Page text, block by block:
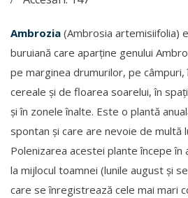
Ambrozia (Ambrosia artemisiifolia)
buruiană care aparține genului
pe marginea drumurilor, pe câmpuri,
cereale și de floarea soarelui, în
și în zonele înalte. Este o plantă
spontan și care are nevoie de multă
Polenizarea acestei plante începe în
la mijlocul toamnei (lunile august și
care se înregistrează cele mai mari